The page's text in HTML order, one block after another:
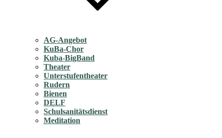
AG-Angebot
KuBa-Chor
Kuba-BigBand
Theater
Unterstufentheater
Rudern
Bienen
DELF
Schulsanitätsdienst
Meditation